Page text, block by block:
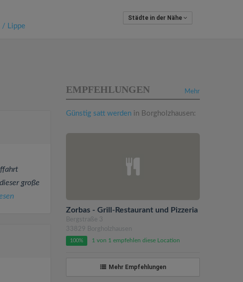
/ Lippe
Städte in der Nähe
große
Mehr
EMPFEHLUNGEN
Günstig satt werden in Borgholzhausen:
Zorbas - Grill-Restaurant und Pizzeria
Bergstraße 3
33829 Borgholzhausen
100% 1 von 1 empfehlen diese Location
Mehr Empfehlungen